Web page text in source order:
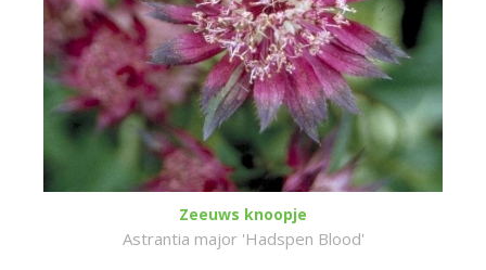
Zeeuws knoopje
Astrantia major 'Hadspen Blood'